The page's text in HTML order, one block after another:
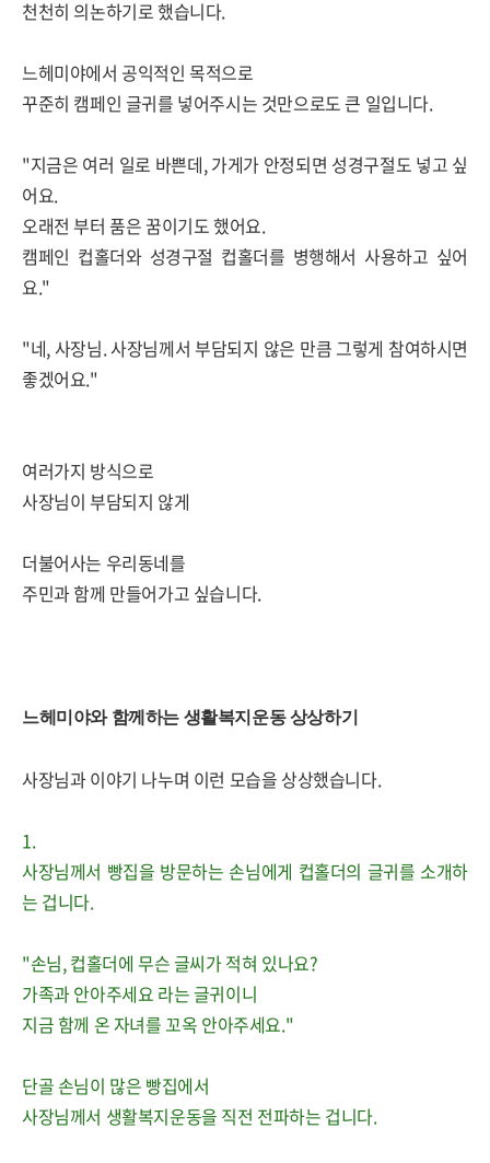
천천히 의논하기로 했습니다.
느헤미야에서 공익적인 목적으로
꾸준히 캠페인 글귀를 넣어주시는 것만으로도 큰 일입니다.
"지금은 여러 일로 바쁜데, 가게가 안정되면 성경구절도 넣고 싶
어요.
오래전 부터 품은 꿈이기도 했어요.
캠페인 컵홀더와 성경구절 컵홀더를 병행해서 사용하고 싶어
요."
"네, 사장님. 사장님께서 부담되지 않은 만큼 그렇게 참여하시면
좋겠어요."
여러가지 방식으로
사장님이 부담되지 않게
더불어사는 우리동네를
주민과 함께 만들어가고 싶습니다.
느헤미야와 함께하는 생활복지운동 상상하기
사장님과 이야기 나누며 이런 모습을 상상했습니다.
1.
사장님께서 빵집을 방문하는 손님에게 컵홀더의 글귀를 소개하
는 겁니다.
"손님, 컵홀더에 무슨 글씨가 적혀 있나요?
가족과 안아주세요 라는 글귀이니
지금 함께 온 자녀를 꼬옥 안아주세요."
단골 손님이 많은 빵집에서
사장님께서 생활복지운동을 직전 전파하는 겁니다.